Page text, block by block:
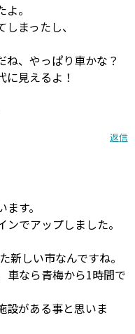
。
まったし、
ね、やっぱり車かな？
見えるよ！
返信
す。
でアップしました。
新しい市なんですね。
車なら青梅から1時間で
設がある事と思いま